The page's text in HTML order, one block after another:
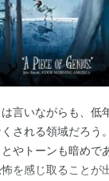
言いながらも、低
される領域だろう
やトーンも暗めで
を感じ取ることが